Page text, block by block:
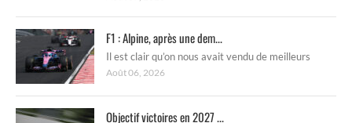
F1 : Alpine, après une dem...
Il est clair qu’on nous avait vendu de meilleurs
Août 06, 2026
Objectif victoires en 2027 ...